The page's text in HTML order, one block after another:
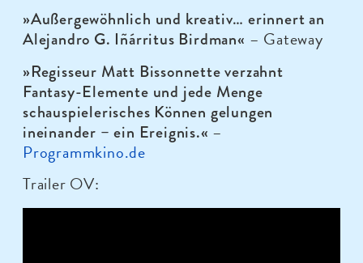
»Außergewöhnlich und kreativ… erinnert an
Alejandro G. Iñárritus Birdman« – Gateway
»Regisseur Matt Bissonnette verzahnt
Fantasy-Elemente und jede Menge
schauspielerisches Können gelungen
ineinander – ein Ereignis.« –
Programmkino.de
Trailer OV: